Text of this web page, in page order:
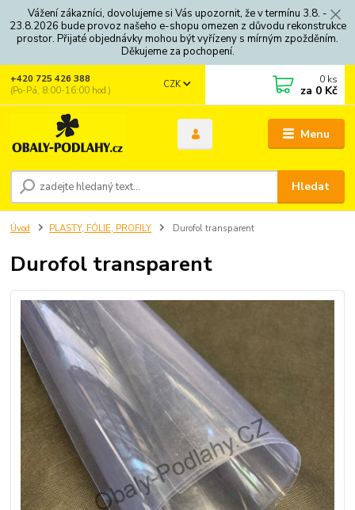
Vážení zákazníci, dovolujeme si Vás upozornit, že v termínu 3.8. -
23.8.2026 bude provoz našeho e-shopu omezen z důvodu rekonstrukce
prostor. Přijaté objednávky mohou být vyřízeny s mírným zpožděním.
Děkujeme za pochopení.
Menu
CZK
Hledat
+420 725 426 388
(Po-Pá, 8:00-16:00 hod.)
0 ks
za 0 Kč
Úvod PLASTY, FÓLIE, PROFILY Durofol transparent
Durofol transparent